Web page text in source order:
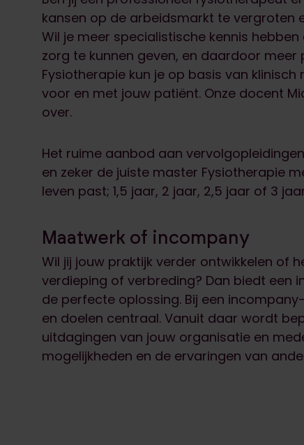
kansen op de arbeidsmarkt te vergroten
Wil je meer specialistische kennis
zorg te kunnen geven, en daardoor meer
Fysiotherapie kun je op basis van
voor en met jouw patiënt. Onze docent
over.
Het ruime aanbod aan
en zeker de juiste master Fysiotherapie
leven past; 1,5 jaar, 2 jaar, 2,5 jaar of 3
Maatwerk of incompany
Wil jij jouw praktijk verder ontwikkelen of
verdieping of verbreding? Dan biedt
de perfecte oplossing. Bij een
en doelen centraal. Vanuit daar wordt
uitdagingen van jouw organisatie en
mogelijkheden en de ervaringen van